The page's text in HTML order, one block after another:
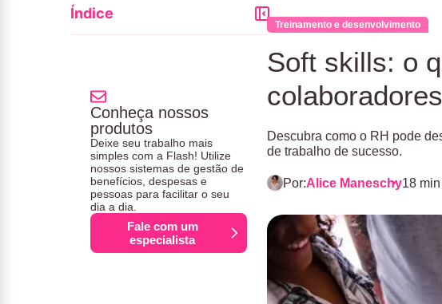
Treinamento e desenvolvimento
Soft skills: o
Descubra como o RH pode
de trabalho de sucesso.
Por:Alice Maneschy18
Índice
Conheça nossos
produtos
Deixe seu trabalho mais
simples com a Flash! Utilize
nossos sistemas de gestão de
benefícios, despesas e
pessoas para facilitar o seu
dia a dia.
Fale com um
especialista